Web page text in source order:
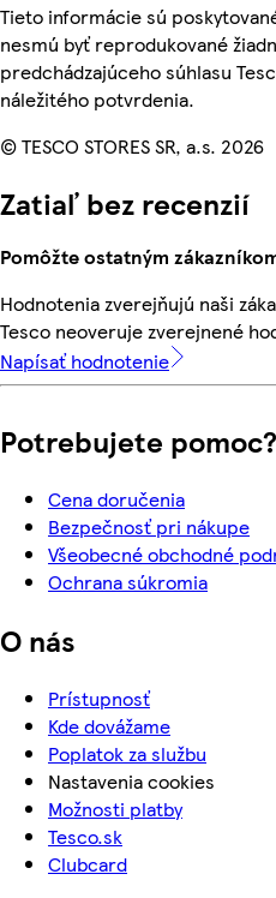
Tieto informácie sú
nesmú byť reprodukované
predchádzajúceho súhlasu
náležitého potvrdenia.
© TESCO STORES SR, a.s. 2026
Zatiaľ bez recenzií
Pomôžte ostatným
Hodnotenia zverejňujú naši
Tesco neoveruje zverejnené
Napísať hodnotenie
Potrebujete pomoc?
Cena doručenia
Bezpečnosť pri nákupe
Všeobecné obchodné
Ochrana súkromia
O nás
Prístupnosť
Kde dovážame
Poplatok za službu
Nastavenia cookies
Možnosti platby
Tesco.sk
Clubcard